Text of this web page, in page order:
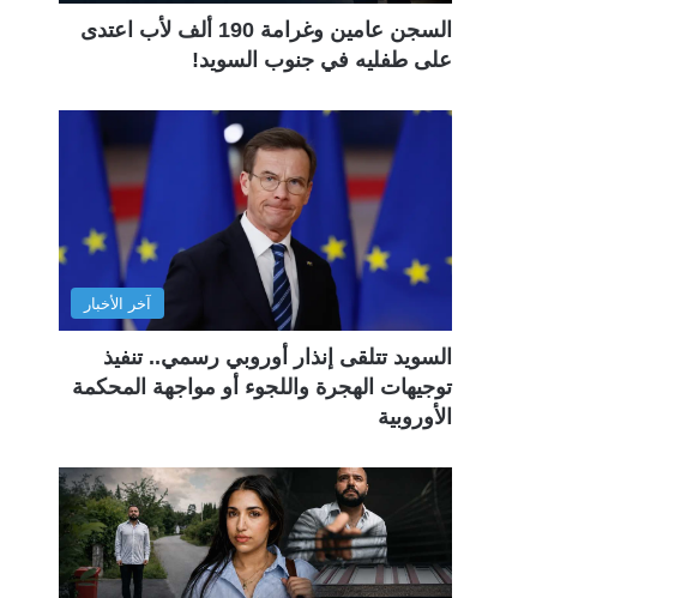
السجن عامين وغرامة 190 ألف لأب اعتدى
على طفليه في جنوب السويد!
آخر الأخبار
السويد تتلقى إنذار أوروبي رسمي.. تنفيذ
توجيهات الهجرة واللجوء أو مواجهة المحكمة
الأوروبية